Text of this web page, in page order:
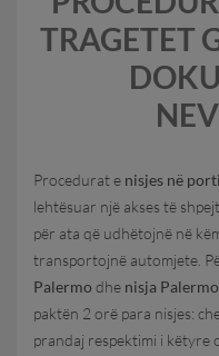
TRAGETET
Procedurat e nisjes në
lehtësuar një akses të
për ata që udhëtojnë në
transportojnë automjete.
Palermo dhe nisja
paktën 2 orë para nisjes:
prandaj respektimi i këtyre